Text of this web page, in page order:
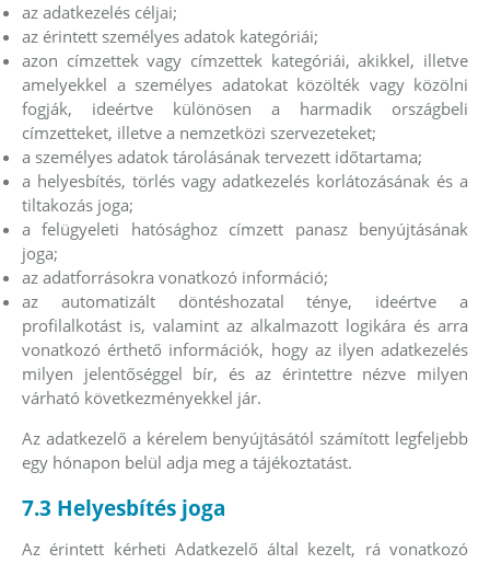
az adatkezelés céljai;
az érintett személyes adatok kategóriái;
azon címzettek vagy címzettek kategóriái, akikkel, illetve
amelyekkel a személyes adatokat közölték vagy közölni
fogják, ideértve különösen a harmadik országbeli
címzetteket, illetve a nemzetközi szervezeteket;
a személyes adatok tárolásának tervezett időtartama;
a helyesbítés, törlés vagy adatkezelés korlátozásának és a
tiltakozás joga;
a felügyeleti hatósághoz címzett panasz benyújtásának
joga;
az adatforrásokra vonatkozó információ;
az automatizált döntéshozatal ténye, ideértve a
profilalkotást is, valamint az alkalmazott logikára és arra
vonatkozó érthető információk, hogy az ilyen adatkezelés
milyen jelentőséggel bír, és az érintettre nézve milyen
várható következményekkel jár.
Az adatkezelő a kérelem benyújtásától számított legfeljebb
egy hónapon belül adja meg a tájékoztatást.
7.3 Helyesbítés joga
Az érintett kérheti Adatkezelő által kezelt, rá vonatkozó